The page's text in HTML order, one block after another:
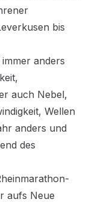
bis
anders
auch Nebel,
Wellen
anders und
des
aufs Neue